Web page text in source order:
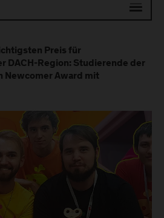
Preis für
DACH-Region: Studierende der
Newcomer Award mit